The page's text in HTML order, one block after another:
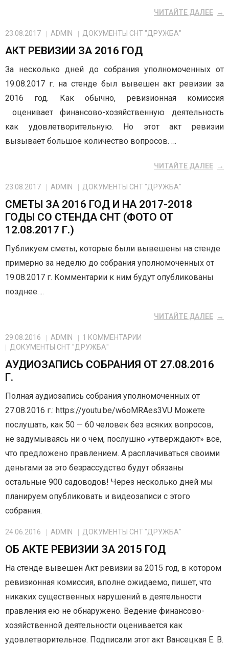
ЧИТАЙТЕ ДАЛЕЕ
23.08.2017 ADMIN ДОКУМЕНТЫ СНТ "ДРУЖБА"
АКТ РЕВИЗИИ ЗА 2016 ГОД
За несколько дней до собрания уполномоченных от
19.08.2017 г. на стенде был вывешен акт ревизии за
2016 год. Как обычно, ревизионная комиссия
оценивает финансово-хозяйственную деятельность
как удовлетворительную. Но этот акт ревизии
вызывает большое количество вопросов. …
ЧИТАЙТЕ ДАЛЕЕ
23.08.2017 ADMIN ДОКУМЕНТЫ СНТ "ДРУЖБА"
СМЕТЫ ЗА 2016 ГОД И НА 2017-2018
ГОДЫ СО СТЕНДА СНТ (ФОТО ОТ
12.08.2017 Г.)
Публикуем сметы, которые были вывешены на стенде
примерно за неделю до собрания уполномоченных от
19.08.2017 г. Комментарии к ним будут опубликованы
позднее….
ЧИТАЙТЕ ДАЛЕЕ
29.08.2016 ADMIN 1 КОММЕНТАРИЙ
ДОКУМЕНТЫ СНТ "ДРУЖБА"
АУДИОЗАПИСЬ СОБРАНИЯ ОТ 27.08.2016
Г.
Полная аудиозапись собрания уполномоченных от
27.08.2016 г.: https://youtu.be/w6oMRAes3VU Можете
послушать, как 50 — 60 человек без всяких вопросов,
не задумываясь ни о чем, послушно «утверждают» все,
что предложено правлением. А расплачиваться своими
деньгами за это безрассудство будут обязаны
остальные 900 садоводов! Через несколько дней мы
планируем опубликовать и видеозаписи с этого
собрания.
24.06.2016 ADMIN ДОКУМЕНТЫ СНТ "ДРУЖБА"
ОБ АКТЕ РЕВИЗИИ ЗА 2015 ГОД
На стенде вывешен Акт ревизии за 2015 год, в котором
ревизионная комиссия, вполне ожидаемо, пишет, что
никаких существенных нарушений в деятельности
правления ею не обнаружено. Ведение финансово-
хозяйственной деятельности оценивается как
удовлетворительное. Подписали этот акт Вансецкая Е. В.